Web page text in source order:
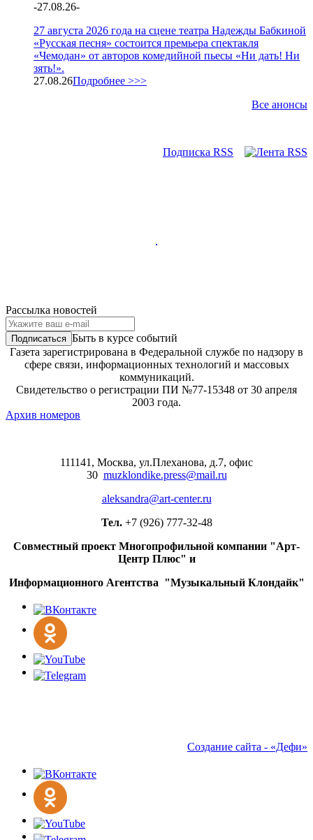
-27.08.26-
27 августа 2026 года на сцене театра Надежды Бабкиной
«Русская песня» состоится премьера спектакля
«Чемодан» от авторов комедийной пьесы «Ни дать! Ни
зять!».
27.08.26Подробнее >>>
Все анонсы
Подписка RSS
Рассылка новостей
Быть в курсе событий
Газета зарегистрирована в Федеральной службе по надзору в
сфере связи, информационных технологий и массовых
коммуникаций.
Свидетельство о регистрации ПИ №77-15348 от 30 апреля
2003 года.
Архив номеров
111141, Москва, ул.Плеханова, д.7, офис
30 muzklondike.press@mail.ru
aleksandra@art-center.ru
Тел. +7 (926) 777-32-48
Совместный проект Многопрофильной компании "Арт-
Центр Плюс" и
Информационного Агентства "Музыкальный Клондайк"
Создание сайта - «Дефи»